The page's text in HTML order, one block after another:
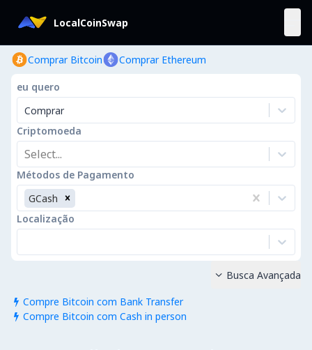
LocalCoinSwap
Comprar Bitcoin Comprar Ethereum
eu quero
Comprar
Criptomoeda
Select...
Métodos de Pagamento
GCash
Localização
 Compre Bitcoin com Bank Transfer
 Compre Bitcoin com Cash in person
 Busca Avançada